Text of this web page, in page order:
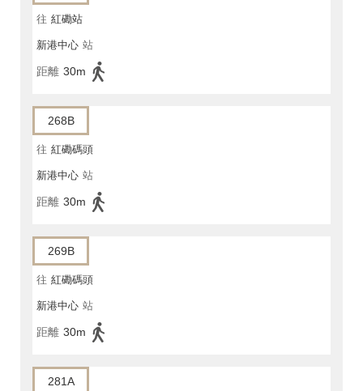
往 紅磡站
新港中心 站
距離 30m
268B
往 紅磡碼頭
新港中心 站
距離 30m
269B
往 紅磡碼頭
新港中心 站
距離 30m
281A